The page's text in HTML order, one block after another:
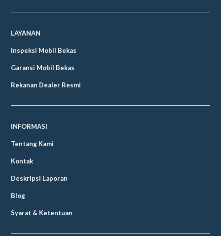
LAYANAN
Inspeksi Mobil Bekas
Garansi Mobil Bekas
Rekanan Dealer Resmi
INFORMASI
Tentang Kami
Kontak
Deskripsi Laporan
Blog
Syarat & Ketentuan